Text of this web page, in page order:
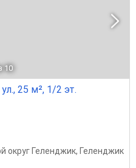
10
25 м², 1/2 эт.
округ Геленджик, Геленджик